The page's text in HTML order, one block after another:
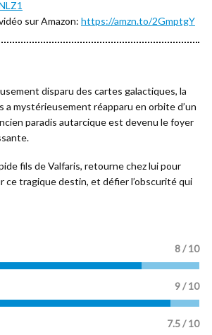
sur Amazon: https://amzn.to/2GmptgY
disparu des cartes galactiques, la
a mystérieusement réapparu en orbite d’un
paradis autarcique est devenu le foyer
fils de Valfaris, retourne chez lui pour
ce tragique destin, et défier l’obscurité qui
8 / 10
9 / 10
7.5 / 10